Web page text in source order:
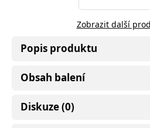
Zobrazit další
Popis produktu
Obsah balení
Diskuze (0)